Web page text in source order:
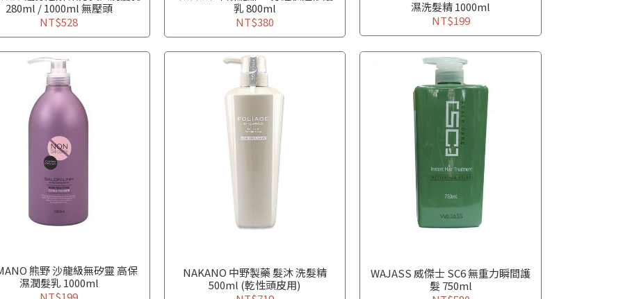
280ml / 1000ml 無壓頭
NT$528
乳 800ml
NT$380
濕洗髮精 1000ml
NT$199
熊野 沙龍級無矽靈 高保
濕潤髮乳 1000ml
NAKANO 中野製藥 髮沐 洗髮精
500ml (乾性頭皮用)
WAJASS 威傑士 SC6 無重力瞬間護
髮 750ml